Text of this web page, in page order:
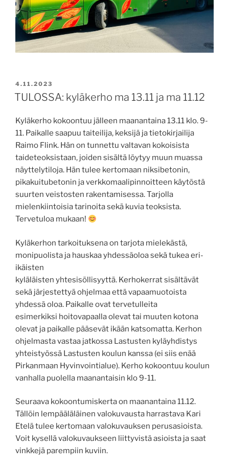
JULKAISTU
4.11.2023
TULOSSA: kyläkerho ma 13.11 ja ma 11.12
Kyläkerho kokoontuu jälleen maanantaina 13.11 klo. 9-
11. Paikalle saapuu taiteilija, keksijä ja tietokirjailija
Raimo Flink. Hän on tunnettu valtavan kokoisista
taideteoksistaan, joiden sisältä löytyy muun muassa
näyttelytiloja. Hän tulee kertomaan niksibetonin,
pikakuitubetonin ja verkkomaalipinnoitteen käytöstä
suurten veistosten rakentamisessa. Tarjolla
mielenkiintoisia tarinoita sekä kuvia teoksista.
Tervetuloa mukaan!
Kyläkerhon tarkoituksena on tarjota mielekästä,
monipuolista ja hauskaa yhdessäoloa sekä tukea eri-
ikäisten
kyläläisten yhtesisöllisyyttä. Kerhokerrat sisältävät
sekä järjestettyä ohjelmaa että vapaamuotoista
yhdessä oloa. Paikalle ovat tervetulleita
esimerkiksi hoitovapaalla olevat tai muuten kotona
olevat ja paikalle pääsevät ikään katsomatta. Kerhon
ohjelmasta vastaa jatkossa Lastusten kyläyhdistys
yhteistyössä Lastusten koulun kanssa (ei siis enää
Pirkanmaan Hyvinvointialue). Kerho kokoontuu koulun
vanhalla puolella maanantaisin klo 9-11.
Seuraava kokoontumiskerta on maanantaina 11.12.
Tällöin lempääläläinen valokuvausta harrastava Kari
Etelä tulee kertomaan valokuvauksen perusasioista.
Voit kysellä valokuvaukseen liittyvistä asioista ja saat
vinkkejä parempiin kuviin.